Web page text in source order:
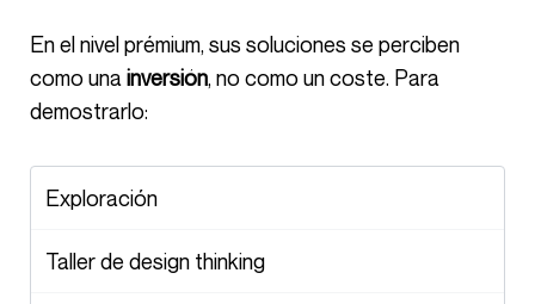
En el nivel prémium, sus soluciones se perciben
como una inversión, no como un coste. Para
demostrarlo:
Exploración
Taller de design thinking